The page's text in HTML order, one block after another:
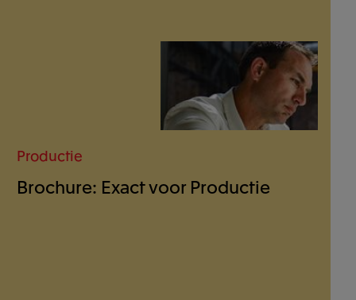
Productie
Brochure: Exact voor Productie